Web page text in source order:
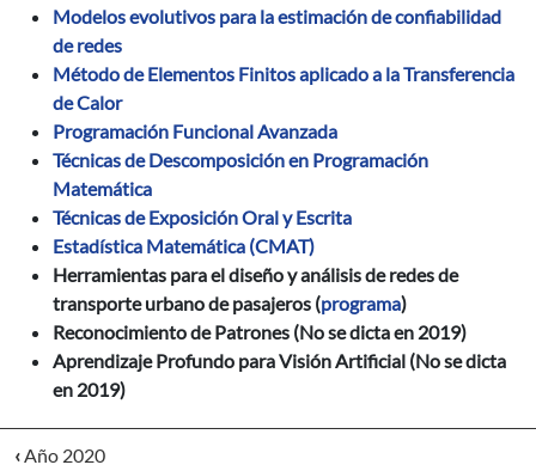
Modelos evolutivos para la estimación de confiabilidad
de redes
Método de Elementos Finitos aplicado a la Transferencia
de Calor
Programación Funcional Avanzada
Técnicas de Descomposición en Programación
Matemática
Técnicas de Exposición Oral y Escrita
Estadística Matemática (CMAT)
Herramientas para el diseño y análisis de redes de
transporte urbano de pasajeros (programa)
Reconocimiento de Patrones (No se dicta en 2019)
Aprendizaje Profundo para Visión Artificial (No se dicta
en 2019)
‹Año 2020